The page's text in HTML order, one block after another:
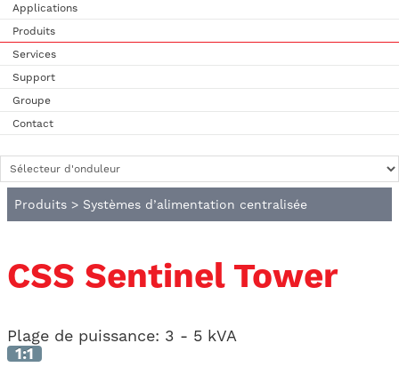
Applications
Produits
Services
Support
Groupe
Contact
Produits > Systèmes d’alimentation centralisée
CSS Sentinel Tower
Plage de puissance: 3 - 5 kVA
1:1